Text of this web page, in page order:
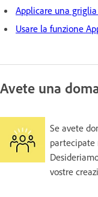
Applicare una
Usare la funzione
Avete una
Se avete
partecipate
vostre